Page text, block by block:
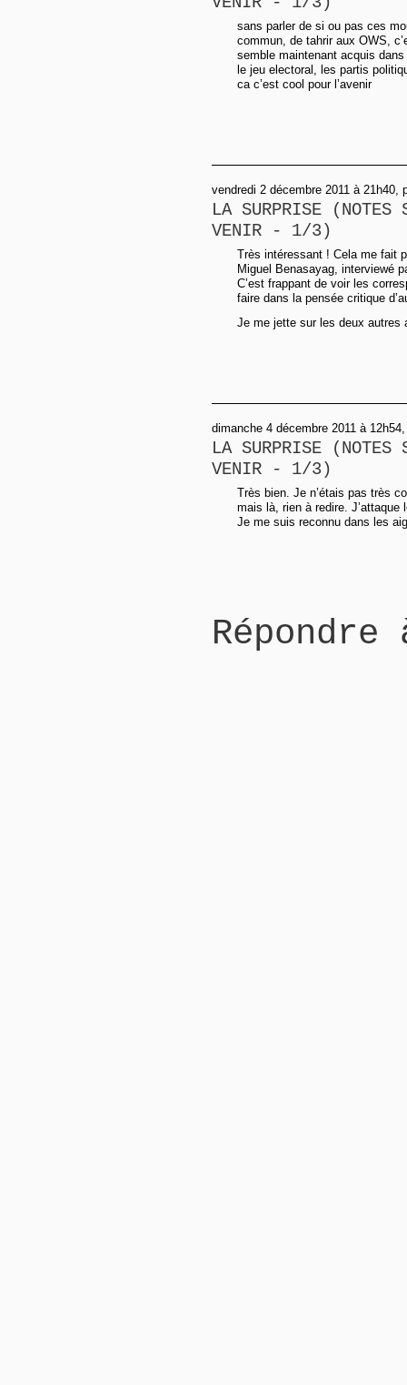
sans parler de si ou pas ces
commun, de tahrir aux OWS,
semble maintenant acquis
le jeu electoral, les partis
ca c’est cool pour l’avenir
vendredi 2 décembre 2011 à 21h40,
LA SURPRISE (NOTES
VENIR - 1/3)
Très intéressant ! Cela me fait
Miguel Benasayag, interviewé
C’est frappant de voir les
faire dans la pensée critique
Je me jette sur les deux autres
dimanche 4 décembre 2011 à
LA SURPRISE (NOTES
VENIR - 1/3)
Très bien. Je n’étais pas très
mais là, rien à redire.
Je me suis reconnu dans les